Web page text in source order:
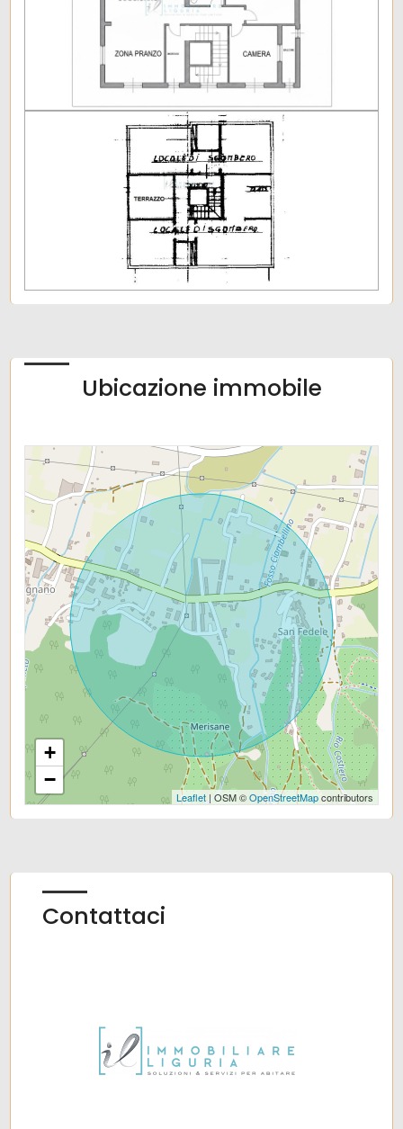
Terrazza
Antenna Tv: Condominiale
Ripostiglio
Cantina
Scuole Superiori
Uffici postali
Centri commerciali
Uffici comunali
Ubicazione immobile
+
−
Leaflet| OSM ©OpenStreetMapcontributors
Contattaci